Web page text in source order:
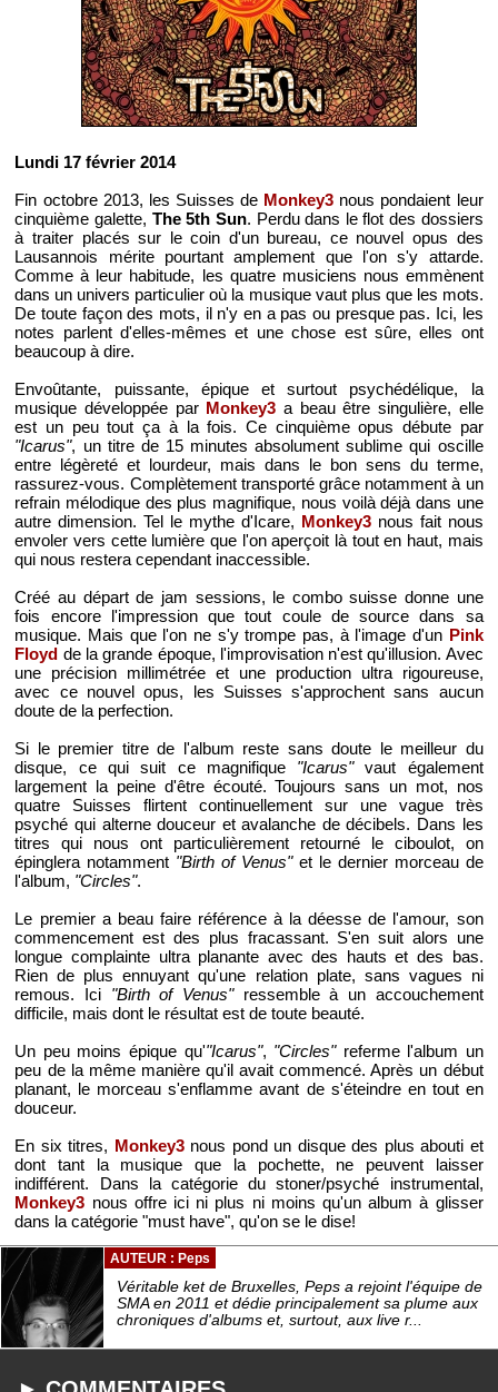
Lundi 17 février 2014
Fin octobre 2013, les Suisses de Monkey3 nous pondaient leur
cinquième galette, The 5th Sun. Perdu dans le flot des dossiers
à traiter placés sur le coin d'un bureau, ce nouvel opus des
Lausannois mérite pourtant amplement que l'on s'y attarde.
Comme à leur habitude, les quatre musiciens nous emmènent
dans un univers particulier où la musique vaut plus que les mots.
De toute façon des mots, il n'y en a pas ou presque pas. Ici, les
notes parlent d'elles-mêmes et une chose est sûre, elles ont
beaucoup à dire.
Envoûtante, puissante, épique et surtout psychédélique, la
musique développée par Monkey3 a beau être singulière, elle
est un peu tout ça à la fois. Ce cinquième opus débute par
"Icarus", un titre de 15 minutes absolument sublime qui oscille
entre légèreté et lourdeur, mais dans le bon sens du terme,
rassurez-vous. Complètement transporté grâce notamment à un
refrain mélodique des plus magnifique, nous voilà déjà dans une
autre dimension. Tel le mythe d'Icare, Monkey3nous fait nous
envoler vers cette lumière que l'on aperçoit là tout en haut, mais
qui nous restera cependant inaccessible.
Créé au départ de jam sessions, le combo suisse donne une
fois encore l'impression que tout coule de source dans sa
musique. Mais que l'on ne s'y trompe pas, à l'image d'un Pink
Floyd de la grande époque, l'improvisation n'est qu'illusion. Avec
une précision millimétrée et une production ultra rigoureuse,
avec ce nouvel opus, les Suisses s'approchent sans aucun
doute de la perfection.
Si le premier titre de l'album reste sans doute le meilleur du
disque, ce qui suit ce magnifique "Icarus"vaut également
largement la peine d'être écouté. Toujours sans un mot, nos
quatre Suisses flirtent continuellement sur une vague très
psyché qui alterne douceur et avalanche de décibels. Dans les
titres qui nous ont particulièrement retourné le ciboulot, on
épinglera notamment "Birth of Venus"et le dernier morceau de
l'album, "Circles".
Le premier a beau faire référence à la déesse de l'amour, son
commencement est des plus fracassant. S'en suit alors une
longue complainte ultra planante avec des hauts et des bas.
Rien de plus ennuyant qu'une relation plate, sans vagues ni
remous. Ici "Birth of Venus"ressemble à un accouchement
difficile, mais dont le résultat est de toute beauté.
Un peu moins épique qu'"Icarus", "Circles"referme l'album un
peu de la même manière qu'il avait commencé. Après un début
planant, le morceau s'enflamme avant de s'éteindre en tout en
douceur.
En six titres, Monkey3nous pond un disque des plus abouti et
dont tant la musique que la pochette, ne peuvent laisser
indifférent. Dans la catégorie du stoner/psyché instrumental,
Monkey3 nous offre ici ni plus ni moins qu'un album à glisser
dans la catégorie "must have", qu'on se le dise!
AUTEUR : Peps
Véritable ket de Bruxelles, Peps a rejoint l'équipe de
SMA en 2011 et dédie principalement sa plume aux
chroniques d'albums et, surtout, aux live r...